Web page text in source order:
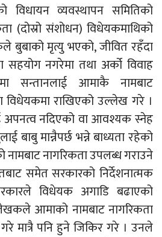
विधायन व्यवस्थापन समितिको
(दोस्रो संशोधन) विधेयकमाथिको
मृत्यु भएको, जीवित रहँदा
सहयोग नगरेमा तथा अर्को विवाह
सन्तानलाई आमाकै नामबाट
विधेयकमा राखिएको उल्लेख गरे ।
अपनत्व नदिएको वा आवश्यक स्नेह
बाबु मान्नैपर्छ भन्ने बाध्यता रहेको
नामबाट नागरिकता उपलब्ध गराउने
समेत सरकारको निर्देशनात्मक
विधेयक अगाडि बढाएको
आमाको नामबाट नागरिकता
मात्रै पनि हुने जिकिर गरे । उनले